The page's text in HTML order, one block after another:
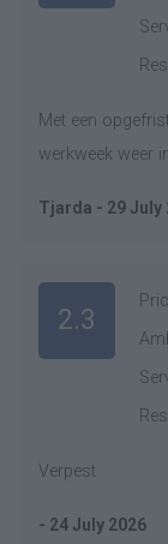
Met een
werkweek weer
Tjarda - 29 July
2.3
Verpest
- 24 July 2026